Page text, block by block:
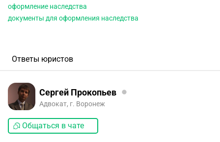
оформление наследства
документы для оформления наследства
Ответы юристов
Сергей Прокопьев
Адвокат, г. Воронеж
Общаться в чате